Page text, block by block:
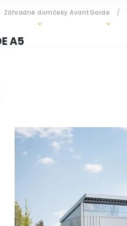
Záhradné domčeky AvantGarde /
A5